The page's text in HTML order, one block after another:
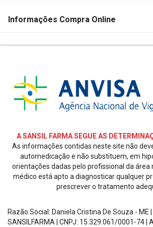
CREDIBILIDADE
SOCIAIS
Informações Compra Online
A SANSIL FARMA SEGUE AS
As informações contidas neste site não
automedicação e não substituem, em
orientações dadas pelo profissional da área
médico está apto a diagnosticar qualquer
prescrever o tratamento
Razão Social: Daniela Cristina De Souza - ME
SANSILFARMA | CNPJ: 15.329.061/0001-74